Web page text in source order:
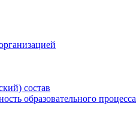
состав
образовательного процесса